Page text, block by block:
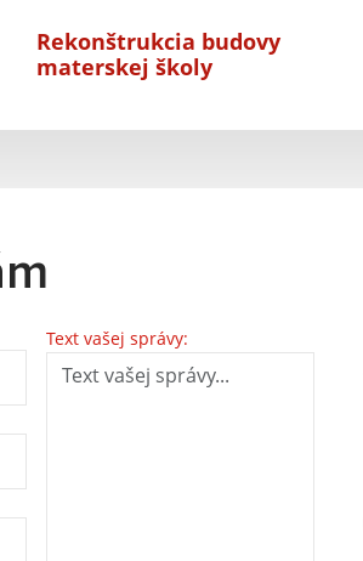
Rekonštrukcia budovy
materskej školy
Text vašej správy: